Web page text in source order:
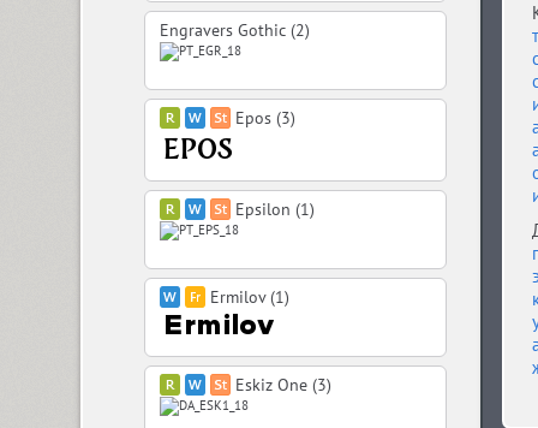
Engravers Gothic (2)
Epos (3)
Epsilon (1)
Ermilov (1)
Eskiz One (3)